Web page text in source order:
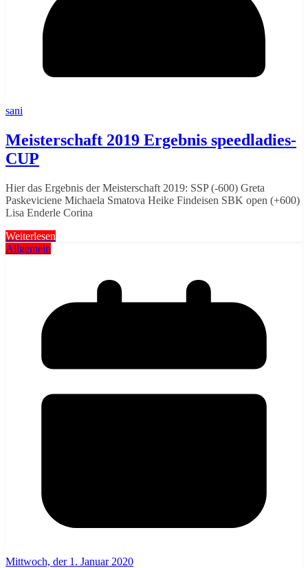
sani
Meisterschaft 2019 Ergebnis speedladies-
CUP
Hier das Ergebnis der Meisterschaft 2019: SSP (-600) Greta
Paskeviciene Michaela Smatova Heike Findeisen SBK open (+600)
Lisa Enderle Corina
Weiterlesen
Allgemein
Mittwoch, der 1. Januar 2020